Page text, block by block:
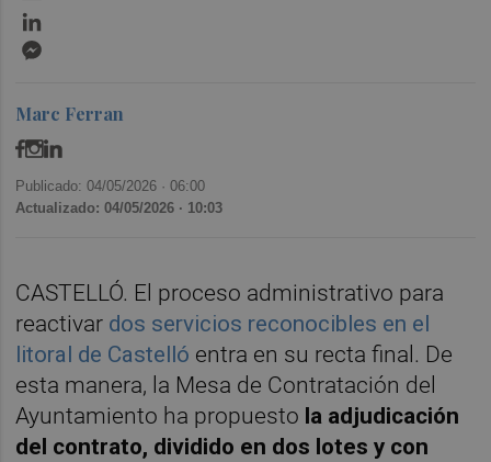
Marc Ferran
Publicado: 04/05/2026 ·06:00
Actualizado: 04/05/2026 · 10:03
CASTELLÓ. El proceso administrativo para
reactivar dos servicios reconocibles en el
litoral de Castelló entra en su recta final. De
esta manera, la Mesa de Contratación del
Ayuntamiento ha propuesto la adjudicación
del contrato, dividido en dos lotes y con